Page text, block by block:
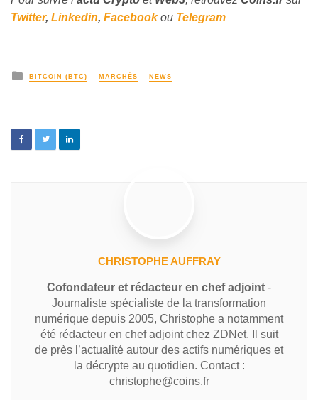
Twitter, Linkedin, Facebookou Telegram
BITCOIN (BTC) MARCHÉS NEWS
CHRISTOPHE AUFFRAY
Cofondateur et rédacteur en chef adjoint -
Journaliste spécialiste de la transformation
numérique depuis 2005, Christophe a notamment
été rédacteur en chef adjoint chez ZDNet. Il suit
de près l’actualité autour des actifs numériques et
la décrypte au quotidien. Contact :
christophe@coins.fr